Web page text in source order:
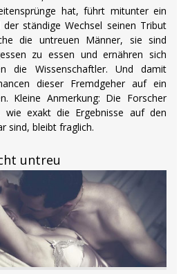
hat, führt mitunter ein
ständige Wechsel seinen Tribut
die untreuen Männer, sie sind
zu essen und ernähren sich
die Wissenschaftler. Und damit
dieser Fremdgeher auf ein
Kleine Anmerkung: Die Forscher
wie exakt die Ergebnisse auf den
sind, bleibt fraglich.
untreu